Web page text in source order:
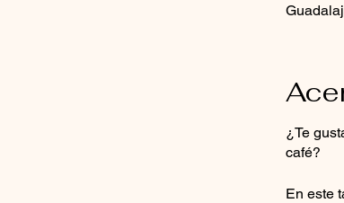
¿Te
café?
En este